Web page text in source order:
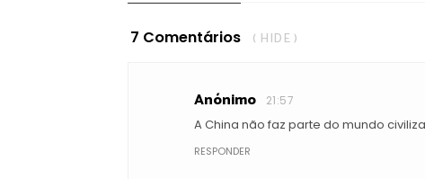
7 Comentários ( HIDE )
Anónimo 21:57
A China não faz parte do mundo
RESPONDER